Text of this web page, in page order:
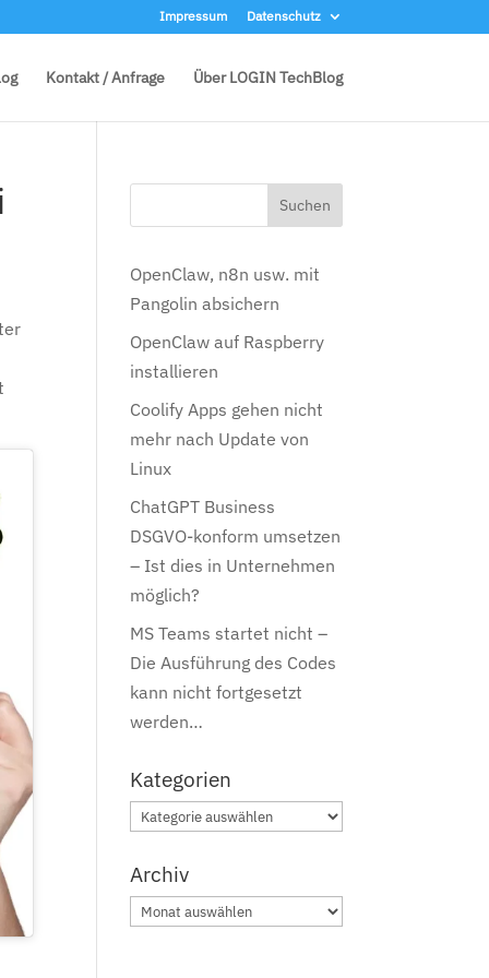
Impressum Datenschutz
Kontakt / Anfrage Über LOGIN TechBlog
OpenClaw, n8n usw. mit
Pangolin absichern
OpenClaw auf Raspberry
installieren
Coolify Apps gehen nicht
mehr nach Update von
Linux
ChatGPT Business
DSGVO-konform umsetzen
– Ist dies in Unternehmen
möglich?
MS Teams startet nicht –
Die Ausführung des Codes
kann nicht fortgesetzt
werden…
Kategorien
Kategorien
Archiv
Archiv